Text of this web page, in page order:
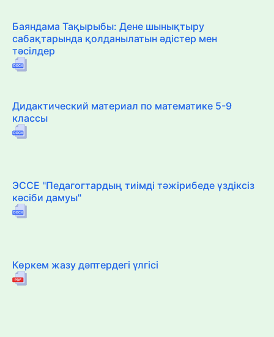
Баяндама Тақырыбы: Дене шынықтыру
сабақтарында қолданылатын әдістер мен
тәсілдер
Дидактический материал по математике 5-9
классы
ЭССЕ "Педагогтардың тиімді тәжірибеде үздіксіз
кәсіби дамуы"
Көркем жазу дәптердегі үлгісі